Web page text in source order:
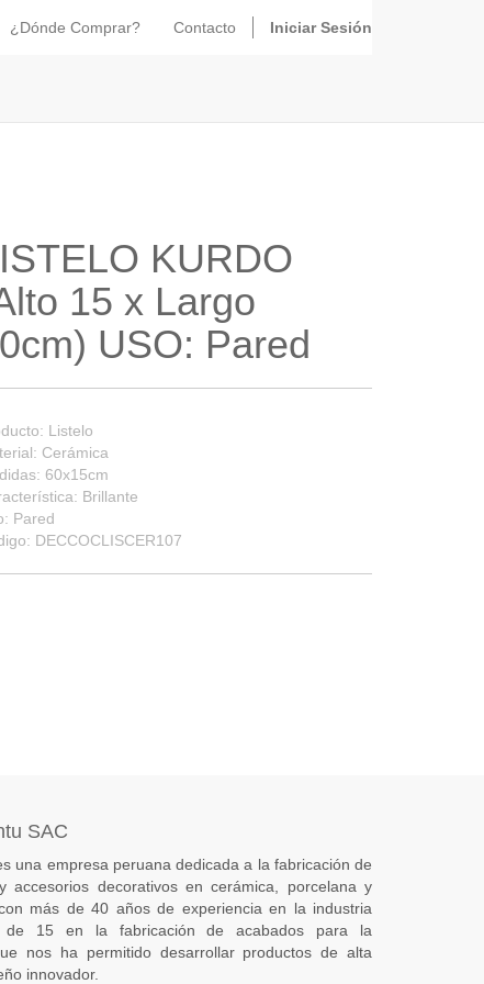
¿Dónde Comprar? Contacto Iniciar Sesión
KURDO
15 x Largo
USO: Pared
Listelo
Cerámica
60x15cm
Brillante
Pared
DECCOCLISCER107
SAC
una empresa peruana dedicada a la fabricación de
accesorios decorativos en cerámica, porcelana y
más de 40 años de experiencia en la industria
de 15 en la fabricación de acabados para la
nos ha permitido desarrollar productos de alta
innovador.